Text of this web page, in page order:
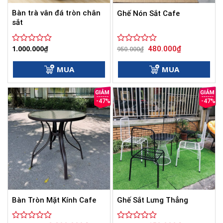
Bàn trà vân đá tròn chân
sắt
Được
5
sao
1.000.000₫
MUA
Ghế Nón Sắt Cafe
Được
5
sao
950.000₫ Giá
gốc
là:
950.000₫.
480.000₫Giá
hiện
tại
MUA
-47%
Bàn Tròn Mặt Kính Cafe
-47%
Ghế Sắt Lưng Thẳng